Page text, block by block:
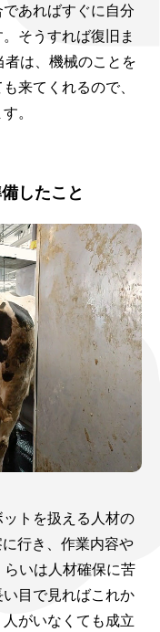
あればすぐに自分
そうすれば復旧ま
者は、機械のことを
来てくれるので、
。
したこと
トを扱える人材の
行き、作業内容や
いは人材確保に苦
目で見ればこれか
がいなくても成立